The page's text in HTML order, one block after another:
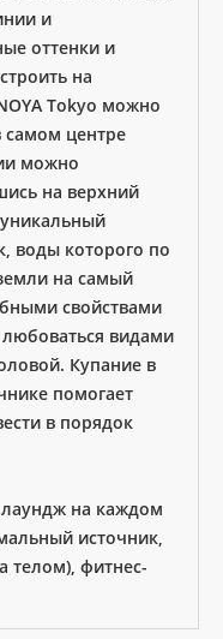
и
оттенки и
на
Tokyo можно
самом центре
можно
на верхний
воды которого по
на самый
свойствами
видами
Купание в
помогает
в порядок
на каждом
источник,
телом), фитнес-